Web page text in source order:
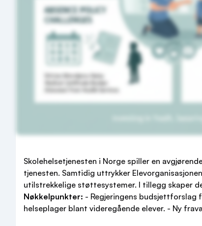
Skolehelsetjenesten i Norge spiller en
tjenesten. Samtidig uttrykker
utilstrekkelige støttesystemer. I tillegg skaper
Nøkkelpunkter: - Regjeringens budsjettforslag
helseplager blant videregående elever. - Ny